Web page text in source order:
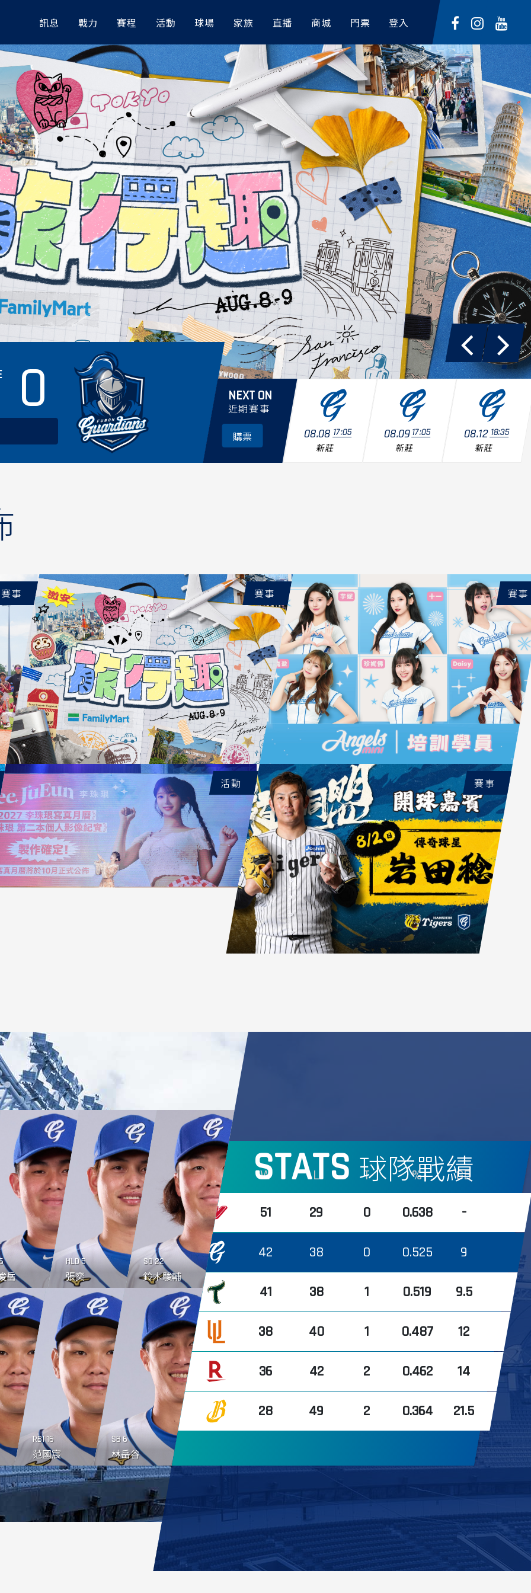
訊息 戰力
成員
賽程
戰績
活動 球場
交通資訊
家族 直播
CPBL TV
商城 門票
定型化契約
登入
0 NEXT ON
近期賽事
購票
08.08 17:05
新莊
08.0917:05
新莊
08.1218:35
新莊
賽事 賽事 賽事
活動 賽事
STATS 球隊戰績
岳
HLD5
張奕
SO22
鈴木駿輔
RBI16
范國宸
SB 6
林岳谷
W L T % GB
51 29 0 0.638 -
42 38 0 0.525 9
41 38 1 0.519 9.5
38 40 1 0.487 12
36 42 2 0.462 14
28 49 2 0.364 21.5